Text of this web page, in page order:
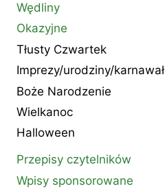
Wędliny
Okazyjne
Tłusty Czwartek
Imprezy/urodziny/karnawał
Boże Narodzenie
Wielkanoc
Halloween
Przepisy czytelników
Wpisy sponsorowane